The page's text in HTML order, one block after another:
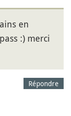
en
:) merci
Répondre